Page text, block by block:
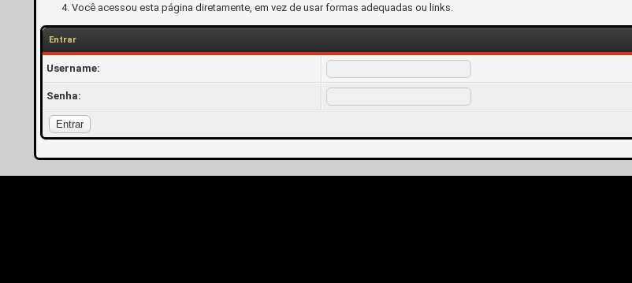
Você acessou esta página diretamente, em vez de usar formas adequadas ou links.
Entrar
Username:
Senha: